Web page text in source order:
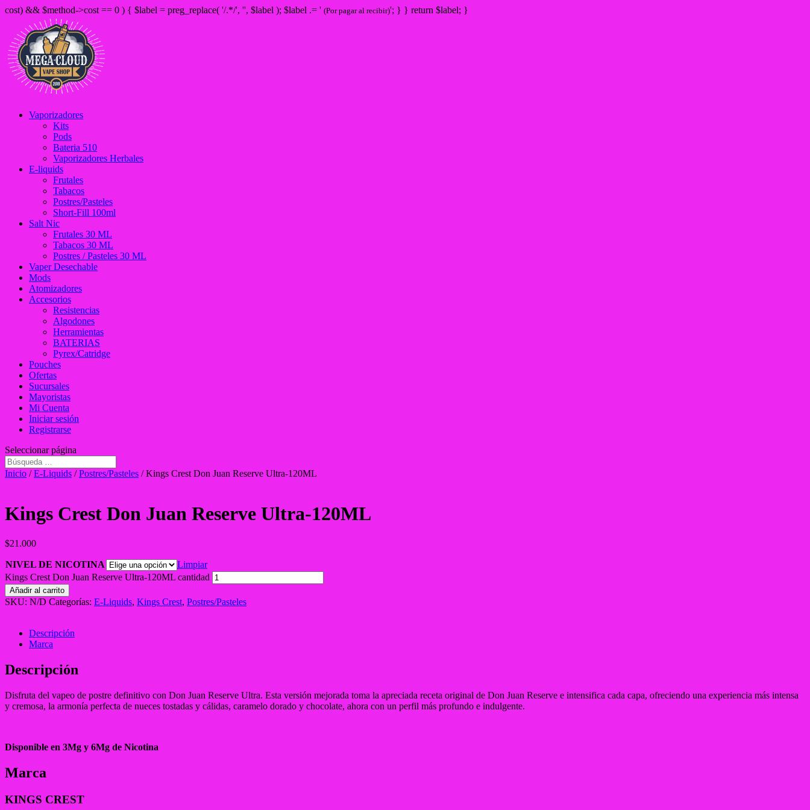
cost) && $method->cost == 0 ) { $label = preg_replace( '/.*/', '', $label ); $label .= ' (Por pagar al recibir)'; } } return $label; }
Vaporizadores
Kits
Pods
Bateria 510
Vaporizadores Herbales
E-liquids
Frutales
Tabacos
Postres/Pasteles
Short-Fill 100ml
Salt Nic
Frutales 30 ML
Tabacos 30 ML
Postres / Pasteles 30 ML
Vaper Desechable
Mods
Atomizadores
Accesorios
Resistencias
Algodones
Herramientas
BATERIAS
Pyrex/Catridge
Pouches
Ofertas
Sucursales
Mayoristas
Mi Cuenta
Iniciar sesión
Registrarse
Seleccionar página
Inicio /E-Liquids /Postres/Pasteles / Kings Crest Don Juan Reserve Ultra-120ML
Kings Crest Don Juan Reserve Ultra-120ML
$21.000
NIVEL DE NICOTINA
Limpiar
Kings Crest Don Juan Reserve Ultra-120ML cantidad
Añadir al carrito
SKU: N/D Categorías: E-Liquids, Kings Crest, Postres/Pasteles
Descripción
Marca
Descripción
Disfruta del vapeo de postre definitivo con Don Juan Reserve Ultra. Esta versión mejorada toma la apreciada receta original de Don Juan Reserve e intensifica cada capa, ofreciendo una experiencia más intensa
y cremosa, la armonía perfecta de nueces tostadas y cálidas, caramelo dorado y chocolate, ahora con un perfil más profundo e indulgente.
Disponible en 3Mg y 6Mg de Nicotina
Marca
KINGS CREST